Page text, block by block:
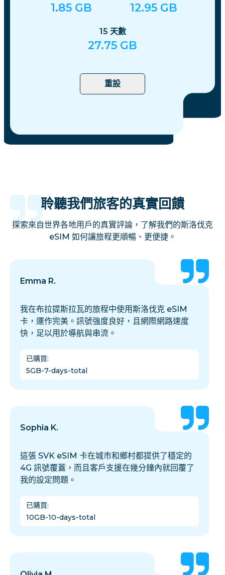
1.85 GB 12.95 GB
15 天數
27.75 GB
重設
聆聽我們旅客的真實回饋
探索來自世界各地用戶的真實評論，了解我們的斯洛伐克
eSIM 如何讓旅程更順暢、更便捷。
Emma R.
我在布拉提斯拉瓦的旅程中使用斯洛伐克 eSIM
卡，運作完美。訊號強度良好，且網際網路速度
快，足以用於導航與串流。
已購買:
5GB-7-days-total
Sophia K.
這張 SVK eSIM 卡在城市和鄉村都提供了穩定的
4G 訊號覆蓋，而且客戶支援在幾分鐘內就回覆了
我的設定問題。
已購買:
10GB-10-days-total